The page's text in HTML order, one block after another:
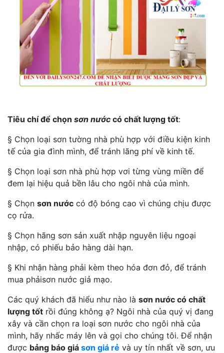
Tiêu chí để chọn sơn nước có chất lượng tốt:
§ Chọn loại sơn tường nhà phù hợp với điều kiện kinh
tế của gia đình mình, để tránh lãng phí về kinh tế.
§ Chọn loại sơn nhà phù hợp vơi từng vùng miền để
đem lại hiệu quả bền lâu cho ngôi nhà của mình.
§ Chọn sơn nước có độ bóng cao vì chúng chịu được
cọ rửa.
§ Chọn hãng sơn sản xuất nhập nguyên liệu ngoại
nhập, có phiếu bảo hàng dài hạn.
§ Khi nhận hàng phải kèm theo hóa đơn đỏ, để tránh
mua phảisơn nước giả mạo.
Các quý khách đã hiểu như nào là sơn nước có chất
lượng tốt rồi đúng không ạ? Ngôi nhà của quý vị đang
xây và cần chọn ra loại sơn nước cho ngôi nhà của
mình, hãy nhấc máy lên và gọi cho chúng tôi. Để nhận
được bảng báo giá sơn giá rẻ và uy tín nhất về sơn, ưu